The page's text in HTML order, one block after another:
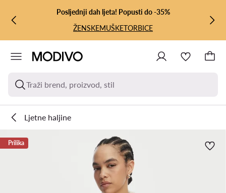
PRIJEĐI NA GLAVNI SADRŽAJ
PRIJEĐI NA PRETRAŽIVANJE
Posljednji dah ljeta! Popusti do -35%
ŽENSKEMUŠKETORBICE
Traži brend, proizvod, stil
Ljetne haljine
Prilika